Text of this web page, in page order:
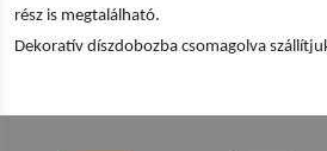
rész is megtalálható.
Dekoratív díszdobozba csomagolva